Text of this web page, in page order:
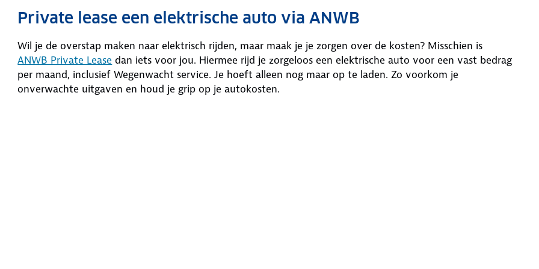
Private lease een elektrische auto via ANWB
Wil je de overstap maken naar elektrisch rijden, maar maak je je zorgen over de kosten? Misschien is
ANWB Private Lease dan iets voor jou. Hiermee rijd je zorgeloos een elektrische auto voor een vast bedrag
per maand, inclusief Wegenwacht service. Je hoeft alleen nog maar op te laden. Zo voorkom je
onverwachte uitgaven en houd je grip op je autokosten.